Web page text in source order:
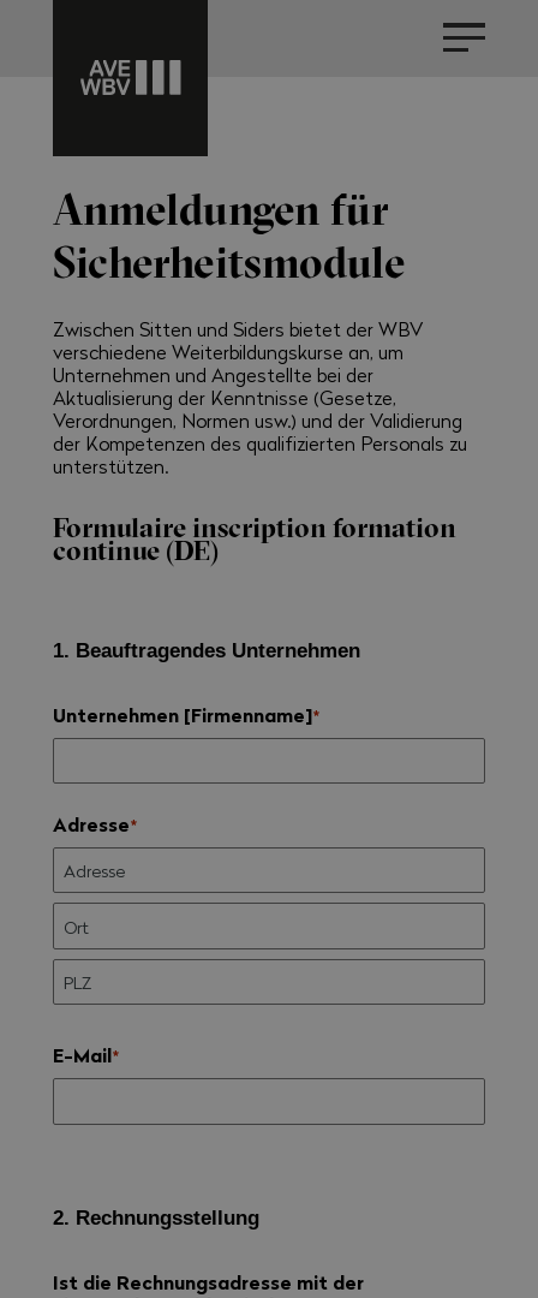
Anmeldungen für
Sicherheitsmodule
Zwischen Sitten und Siders bietet der WBV
verschiedene Weiterbildungskurse an, um
Unternehmen und Angestellte bei der
Aktualisierung der Kenntnisse (Gesetze,
Verordnungen, Normen usw.) und der Validierung
der Kompetenzen des qualifizierten Personals zu
unterstützen.
Formulaire inscription formation
continue (DE)
1. Beauftragendes Unternehmen
Unternehmen [Firmenname]*
Adresse*
E-Mail*
2. Rechnungsstellung
Ist die Rechnungsadresse mit der